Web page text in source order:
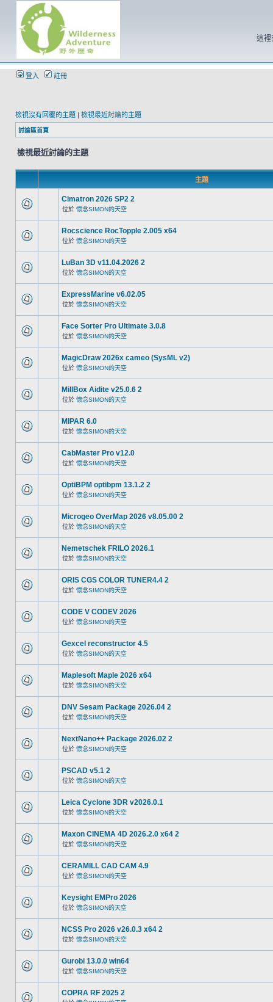
這裡
登入 註冊
檢視沒有回覆的主題 | 檢視最近討論的主題
討論區首頁
檢視最近討論的主題
主題
Cimatron 2026 SP2 2
位於 懷念SIMON的天空
Rocscience RocTopple 2.005 x64
位於 懷念SIMON的天空
LuBan 3D v11.04.2026 2
位於 懷念SIMON的天空
ExpressMarine v6.02.05
位於 懷念SIMON的天空
Face Sorter Pro Ultimate 3.0.8
位於 懷念SIMON的天空
MagicDraw 2026x cameo (SysML v2)
位於 懷念SIMON的天空
MillBox Aidite v25.0.6 2
位於 懷念SIMON的天空
MIPAR 6.0
位於 懷念SIMON的天空
CabMaster Pro v12.0
位於 懷念SIMON的天空
OptiBPM optibpm 13.1.2 2
位於 懷念SIMON的天空
Microgeo OverMap 2026 v8.05.00 2
位於 懷念SIMON的天空
Nemetschek FRILO 2026.1
位於 懷念SIMON的天空
ORIS CGS COLOR TUNER4.4 2
位於 懷念SIMON的天空
CODE V CODEV 2026
位於 懷念SIMON的天空
Gexcel reconstructor 4.5
位於 懷念SIMON的天空
Maplesoft Maple 2026 x64
位於 懷念SIMON的天空
DNV Sesam Package 2026.04 2
位於 懷念SIMON的天空
NextNano++ Package 2026.02 2
位於 懷念SIMON的天空
PSCAD v5.1 2
位於 懷念SIMON的天空
Leica Cyclone 3DR v2026.0.1
位於 懷念SIMON的天空
Maxon CINEMA 4D 2026.2.0 x64 2
位於 懷念SIMON的天空
CERAMILL CAD CAM 4.9
位於 懷念SIMON的天空
Keysight EMPro 2026
位於 懷念SIMON的天空
NCSS Pro 2026 v26.0.3 x64 2
位於 懷念SIMON的天空
Gurobi 13.0.0 win64
位於 懷念SIMON的天空
COPRA RF 2025 2